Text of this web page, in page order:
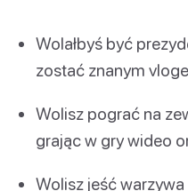
Wolałbyś być
zostać znanym
Wolisz pograć na
grając w gry wideo
Wolisz jeść